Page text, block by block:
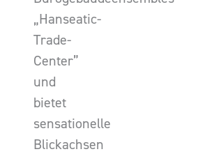
„Hanseatic-
Trade-
Center”
und
bietet
sensationelle
Blickachsen